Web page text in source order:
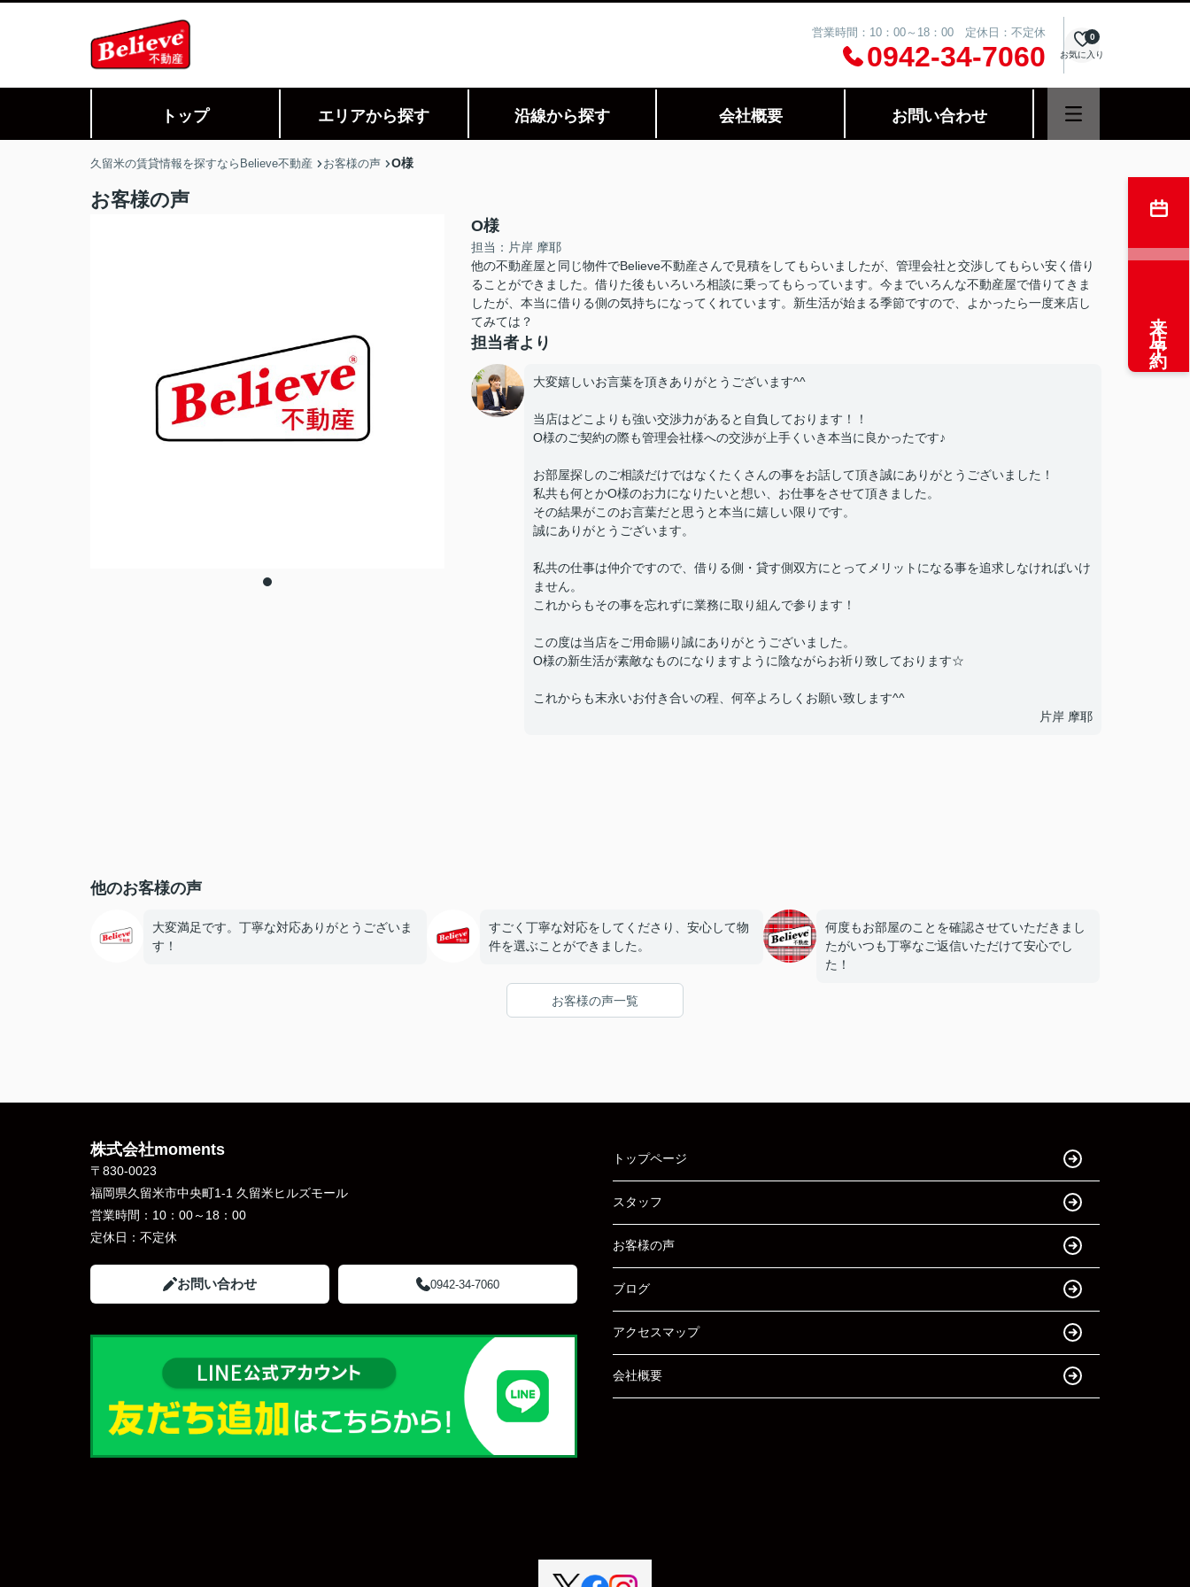
営業時間：10：00～18：00 定休日：不定休
0942-34-7060 お気に入り
0
トップ エリアから探す 沿線から探す 会社概要 お問い合わせ
久留米の賃貸情報を探すならBelieve不動産 お客様の声 O様
お客様の声
O様
担当：片岸 摩耶
他の不動産屋と同じ物件でBelieve不動産さんで見積をしてもらいましたが、管理会社と交渉してもらい安く借り
ることができました。借りた後もいろいろ相談に乗ってもらっています。今までいろんな不動産屋で借りてきま
したが、本当に借りる側の気持ちになってくれています。新生活が始まる季節ですので、よかったら一度来店し
てみては？
担当者より
大変嬉しいお言葉を頂きありがとうございます^^
当店はどこよりも強い交渉力があると自負しております！！
O様のご契約の際も管理会社様への交渉が上手くいき本当に良かったです♪
お部屋探しのご相談だけではなくたくさんの事をお話して頂き誠にありがとうございました！
私共も何とかO様のお力になりたいと想い、お仕事をさせて頂きました。
その結果がこのお言葉だと思うと本当に嬉しい限りです。
誠にありがとうございます。
私共の仕事は仲介ですので、借りる側・貸す側双方にとってメリットになる事を追求しなければいけ
ません。
これからもその事を忘れずに業務に取り組んで参ります！
この度は当店をご用命賜り誠にありがとうございました。
O様の新生活が素敵なものになりますように陰ながらお祈り致しております☆
これからも末永いお付き合いの程、何卒よろしくお願い致します^^
片岸 摩耶
他のお客様の声
大変満足です。丁寧な対応ありがとうございま
す！
すごく丁寧な対応をしてくださり、安心して物
件を選ぶことができました。
何度もお部屋のことを確認させていただきまし
たがいつも丁寧なご返信いただけて安心でし
た！
お客様の声一覧
来店予約
株式会社moments
〒830-0023
福岡県久留米市中央町1-1 久留米ヒルズモール
営業時間： 10：00～18：00
定休日： 不定休
お問い合わせ 0942-34-7060
トップページ
スタッフ
お客様の声
ブログ
アクセスマップ
会社概要